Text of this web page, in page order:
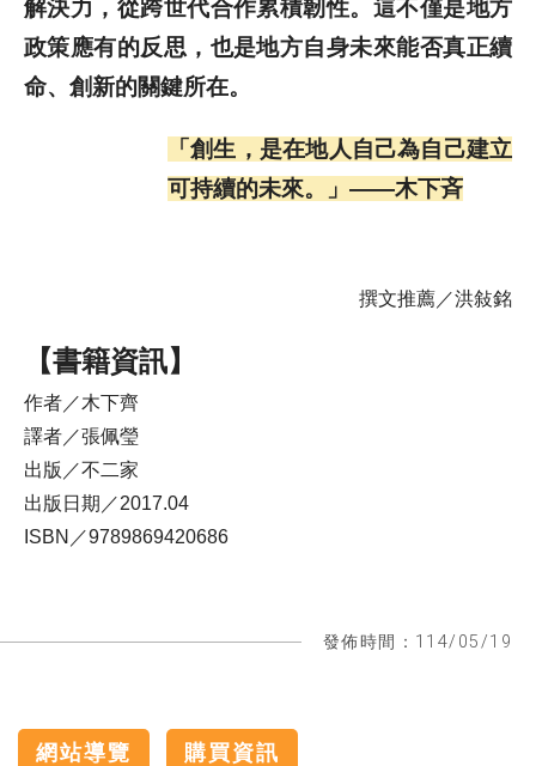
解決力，從跨世代合作累積韌性。這不僅是地方
政策應有的反思，也是地方自身未來能否真正續
命、創新的關鍵所在。
「創生，是在地人自己為自己建立
可持續的未來。」——木下斉
撰文推薦／洪敍銘
【書籍資訊】
作者／木下齊
譯者／張佩瑩
出版／不二家
出版日期／2017.04
ISBN／9789869420686
發佈時間：114/05/19
網站導覽
購買資訊